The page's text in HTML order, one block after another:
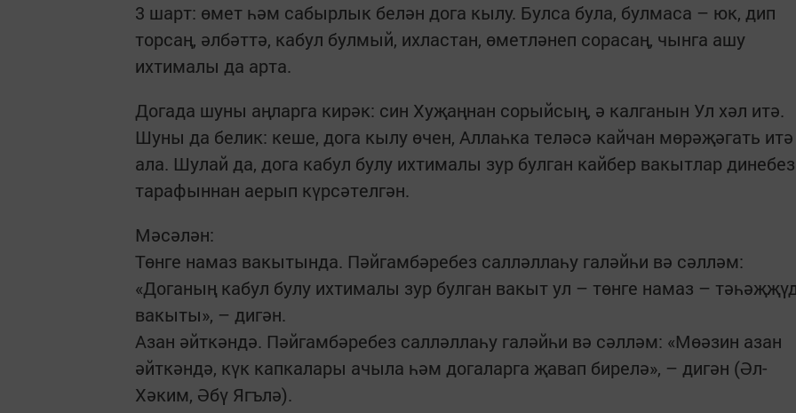
3 шарт: өмет һәм сабырлык белән дога кылу. Булса була, булмаса – юк, дип
торсаң, әлбәттә, кабул булмый, ихластан, өметләнеп сорасаң, чынга ашу
ихтималы да арта.
Догада шуны аңларга кирәк: син Хуҗаңнан сорыйсың, ә калганын Ул хәл итә.
Шуны да белик: кеше, дога кылу өчен, Аллаһка теләсә кайчан мөрәҗәгать итә
ала. Шулай да, дога каб­ул булу ихтималы зур булган кайбер вакытлар динебез
тарафыннан аерып күрсәтелгән.
Мәсәлән:
Төнге намаз вакытында. Пәйгамбәребез салләллаһу галәйһи вә сәлләм:
«Доганың кабул булу ихтималы зур булган вакыт ул – төнге намаз –
вакыты», – дигән.
Азан әйткәндә. Пәйгамбәребез салләллаһу галәйһи вә сәлләм: «Мөәзин азан
әйткәндә, күк капкалары ачыла һәм догаларга җавап бирелә», – дигән (Әл-
Хәким, Әбү Ягълә).